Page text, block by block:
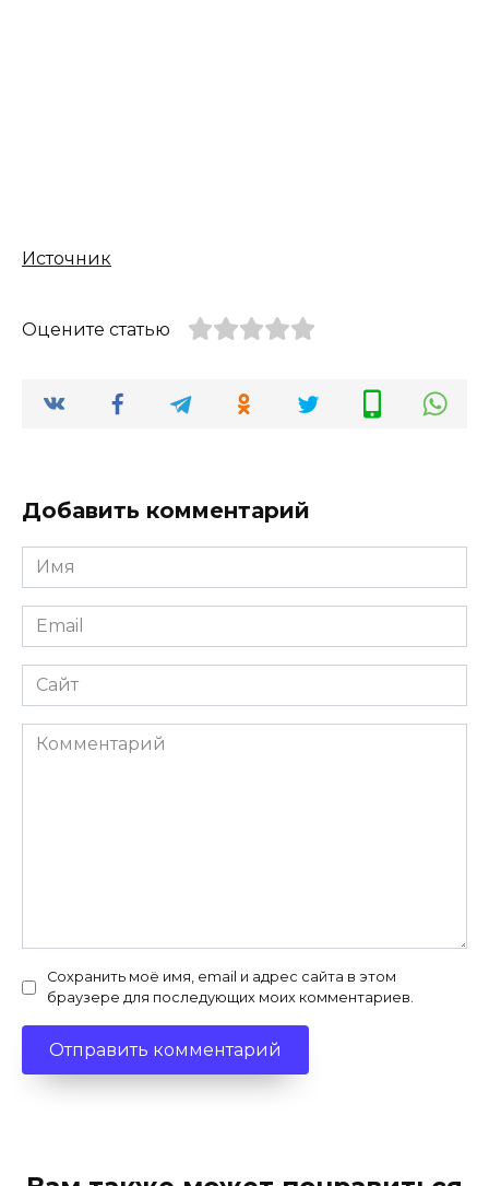
Источник
Оцените статью
Добавить комментарий
Имя
*
Email
*
Сайт
Комментарий
Сохранить моё имя, email и адрес сайта в этом
браузере для последующих моих комментариев.